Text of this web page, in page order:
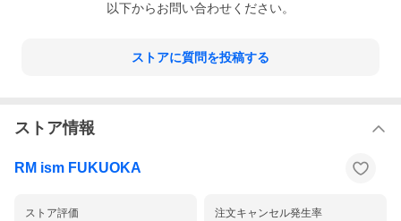
以下からお問い合わせください。
ストアに質問を投稿する
ストア情報
RM ism FUKUOKA
ストア評価 注文キャンセル発生率